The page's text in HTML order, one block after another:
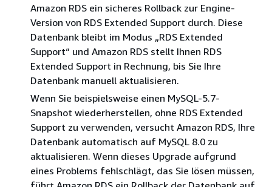
Amazon RDS ein sicheres Rollback zur Engine-
Version von RDS Extended Support durch. Diese
Datenbank bleibt im Modus „RDS Extended
Support“ und Amazon RDS stellt Ihnen RDS
Extended Support in Rechnung, bis Sie Ihre
Datenbank manuell aktualisieren.
Wenn Sie beispielsweise einen MySQL-5.7-
Snapshot wiederherstellen, ohne RDS Extended
Support zu verwenden, versucht Amazon RDS, Ihre
Datenbank automatisch auf MySQL 8.0 zu
aktualisieren. Wenn dieses Upgrade aufgrund
eines Problems fehlschlägt, das Sie lösen müssen,